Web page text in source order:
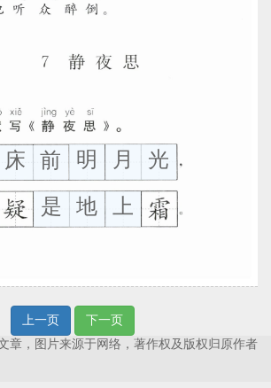
床 前 明 月
光
是
地 上
上一页
下一页
章，图片来源于网络，著作权及版权归原作者